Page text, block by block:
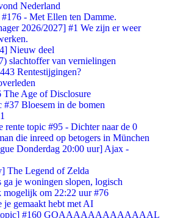
Nederland
- Met Ellen ten Damme.
2026/2027] #1 We zijn er weer
Nieuw deel
slachtoffer van vernielingen
Rentestijgingen?
Age of Disclosure
Bloesem in de bomen
rente topic #95 - Dichter naar de 0
die inreed op betogers in München
Donderdag 20:00 uur] Ajax -
The Legend of Zelda
je woningen slopen, logisch
mogelijk om 22:22 uur #76
je gemaakt hebt met AI
#160 GOAAAAAAAAAAAAAL